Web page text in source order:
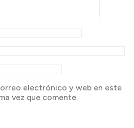
electrónico y web en este
vez que comente.